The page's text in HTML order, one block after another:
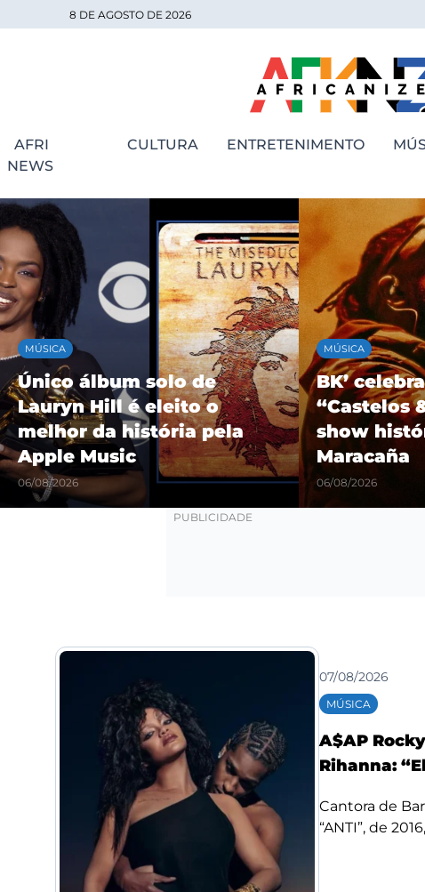
8 DE AGOSTO DE 2026
AFRI
NEWS
CULTURA ENTRETENIMENTO
MÚSICA
Único álbum solo de
Lauryn Hill é eleito o
melhor da história pela
Apple Music
06/08/2026
MÚSICA
BK’
“Castelos
show
Maracaña
06/08/2026
07/08/2026
MÚSICA
A$AP
Rihanna:
Cantora de
“ANTI”, de